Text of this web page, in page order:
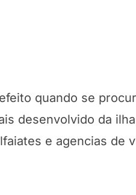
quando se
desenvolvido da
e agencias de